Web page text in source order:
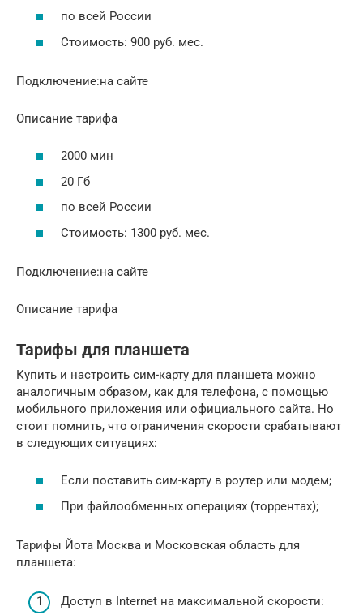
по всей России
Стоимость: 900 руб. мес.
Подключение:на сайте
Описание тарифа
2000 мин
20 Гб
по всей России
Стоимость: 1300 руб. мес.
Подключение:на сайте
Описание тарифа
Тарифы для планшета
Купить и настроить сим-карту для планшета можно
аналогичным образом, как для телефона, с помощью
мобильного приложения или официального сайта. Но
стоит помнить, что ограничения скорости срабатывают
в следующих ситуациях:
Если поставить сим-карту в роутер или модем;
При файлообменных операциях (торрентах);
Тарифы Йота Москва и Московская область для
планшета:
Доступ в Internet на максимальной скорости: